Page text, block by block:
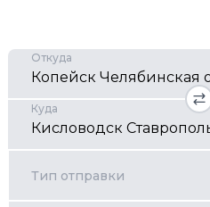
Откуда
Куда
Тип отправки